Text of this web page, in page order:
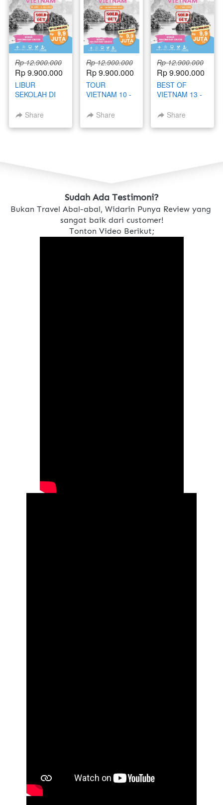
Rp 12.900.000
Rp 9.900.000
LIBUR
SEKOLAH DI
JUNI - 4 JULI
Share
Rp 12.900.000
Rp 9.900.000
TOUR
VIETNAM 10 -
2025Share
Rp 12.900.000
Rp 9.900.000
BEST OF
VIETNAM 13 -
Share
Sudah Ada Testimoni?
Bukan Travel Abal-abal, Widarin Punya Review yang
sangat baik dari customer!
Tonton Video Berikut;